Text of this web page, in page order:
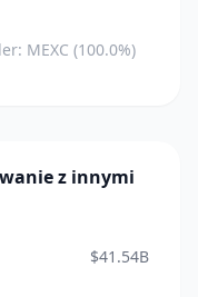
MEXC (100.0%)
z innymi
$41.54B